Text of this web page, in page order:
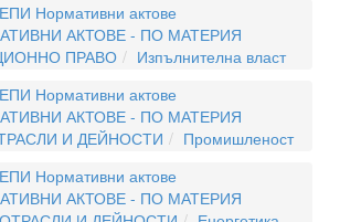
ЕПИ Нормативни актове
АКТОВЕ - ПО МАТЕРИЯ
ПРАВО
Изпълнителна власт
ЕПИ Нормативни актове
АКТОВЕ - ПО МАТЕРИЯ
И ДЕЙНОСТИ
Промишленост
ЕПИ Нормативни актове
АКТОВЕ - ПО МАТЕРИЯ